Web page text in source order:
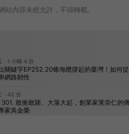
站內容未經允許，不得轉載。